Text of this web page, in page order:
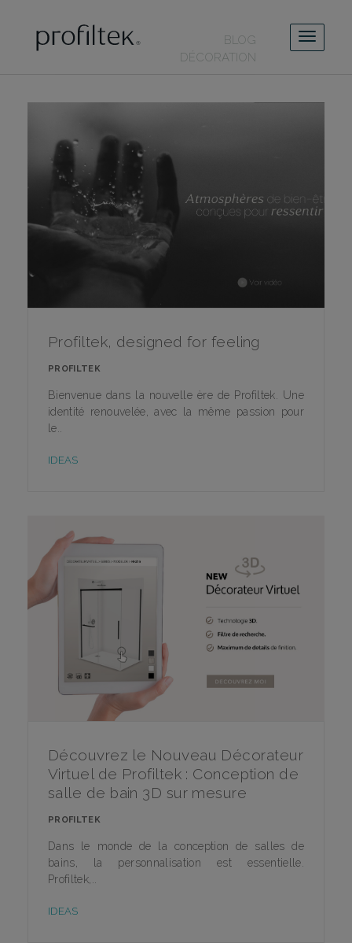
BLOG
DÉCORATION
Profiltek, designed for feeling
PROFILTEK
Bienvenue dans la nouvelle ère de Profiltek. Une
identité renouvelée, avec la même passion pour
le..
IDEAS
Découvrez le Nouveau Décorateur
Virtuel de Profiltek : Conception de
salle de bain 3D sur mesure
PROFILTEK
Dans le monde de la conception de salles de
bains, la personnalisation est essentielle.
Profiltek,..
IDEAS